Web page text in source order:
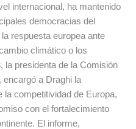
internacional, ha mantenido
democracias del
respuesta europea ante
climático o los
la presidenta de la Comisión
encargó a Draghi la
la competitividad de Europa,
con el fortalecimiento
El informe,